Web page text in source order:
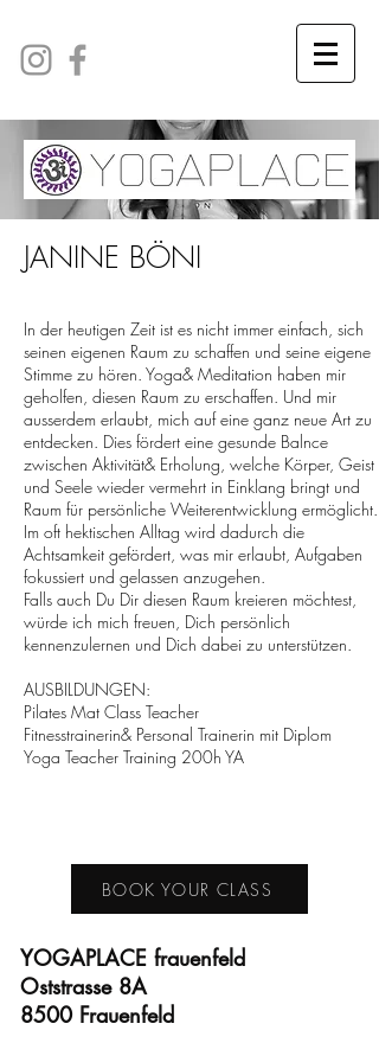
JANINE BÖNI
In der heutigen Zeit ist es nicht immer einfach, sich
seinen eigenen Raum zu schaffen und seine eigene
Stimme zu hören. Yoga& Meditation haben mir
geholfen, diesen Raum zu erschaffen. Und mir
ausserdem erlaubt, mich auf eine ganz neue Art zu
entdecken. Dies fördert eine gesunde Balnce
zwischen Aktivität& Erholung, welche Körper, Geist
und Seele wieder vermehrt in Einklang bringt und
Raum für persönliche Weiterentwicklung ermöglicht.
Im oft hektischen Alltag wird dadurch die
Achtsamkeit gefördert, was mir erlaubt, Aufgaben
fokussiert und gelassen anzugehen.
Falls auch Du Dir diesen Raum kreieren möchtest,
würde ich mich freuen, Dich persönlich
kennenzulernen und Dich dabei zu unterstützen.
AUSBILDUNGEN:
Pilates Mat Class Teacher
Fitnesstrainerin& Personal Trainerin mit Diplom
Yoga Teacher Training 200h YA
BOOK YOUR CLASS
YOGAPLACE frauenfeld
Oststrasse 8A
8500 Frauenfeld